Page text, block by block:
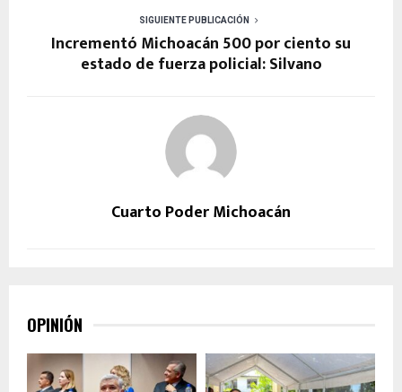
SIGUIENTE PUBLICACIÓN
Incrementó Michoacán 500 por ciento su
estado de fuerza policial: Silvano
Cuarto Poder Michoacán
OPINIÓN